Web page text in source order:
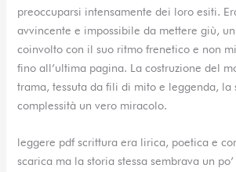
preoccuparsi intensamente dei loro esiti.
avvincente e impossibile da mettere giù,
coinvolto con il suo ritmo frenetico e non
fino all’ultima pagina. La costruzione del
trama, tessuta da fili di mito e leggenda, la
complessità un vero miracolo.
leggere pdf scrittura era lirica, poetica e
scarica ma la storia stessa sembrava un